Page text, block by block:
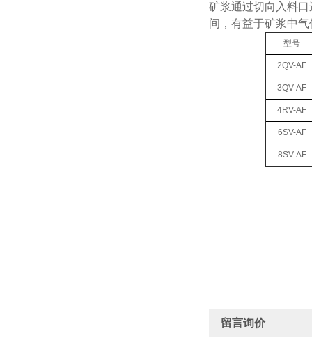
矿浆通过切向入料
间，有益于矿浆中
型号
2QV-AF
3QV-AF
4RV-AF
6SV-AF
8SV-AF
留言询价